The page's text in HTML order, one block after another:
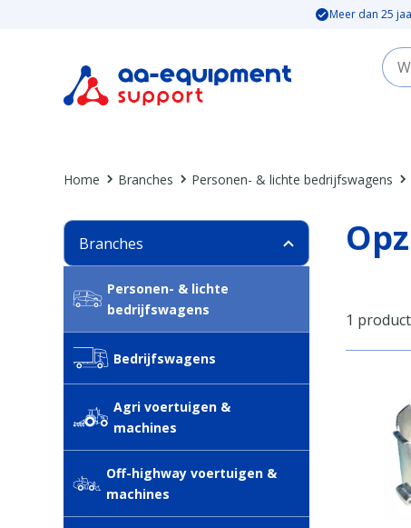
Meer dan 25
Home Branches Personen- & lichte bedrijfswagens
Branches
Personen- & lichte
bedrijfswagens
Bedrijfswagens
Agri voertuigen &
machines
Off-highway voertuigen &
machines
1